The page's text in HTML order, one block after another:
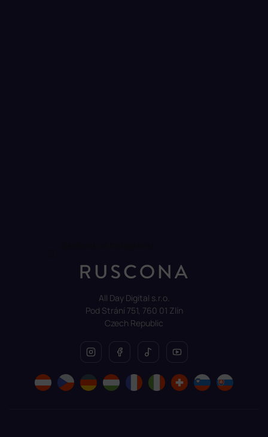
All Day Digital s.r.o.
Pod Strání 751, 760 01 Zlín
Czech Republic